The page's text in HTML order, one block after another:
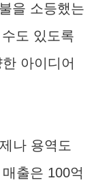
을 소등했는
도 있도록
아이디어
나 용역도
출은 100억